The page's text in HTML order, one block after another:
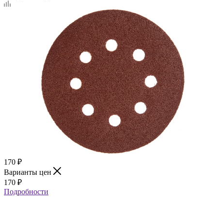
170 ₽
Варианты цен
170 ₽
Подробности